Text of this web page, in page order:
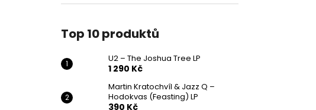
Top 10 produktů
U2 – The Joshua Tree LP
1 290 Kč
Martin Kratochvíl & Jazz Q ‎–
Hodokvas (Feasting) LP
390 Kč